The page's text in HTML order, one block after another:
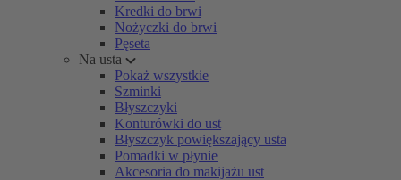
Kredki do brwi
Nożyczki do brwi
Pęseta
Na usta
Pokaż wszystkie
Szminki
Błyszczyki
Konturówki do ust
Błyszczyk powiększający usta
Pomadki w płynie
Akcesoria do makijażu ust